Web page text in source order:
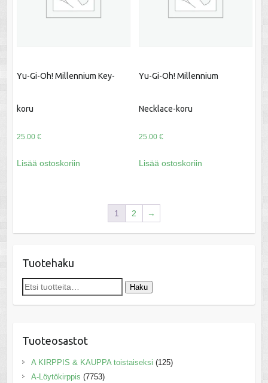
Yu-Gi-Oh! Millennium Key-
koru
25.00 €
Lisää ostoskoriin
Yu-Gi-Oh! Millennium
Necklace-koru
25.00 €
Lisää ostoskoriin
1 2 →
Tuotehaku
Etsi: Haku
Tuoteosastot
A KIRPPIS & KAUPPA toistaiseksi (125)
A-Löytökirppis (7753)